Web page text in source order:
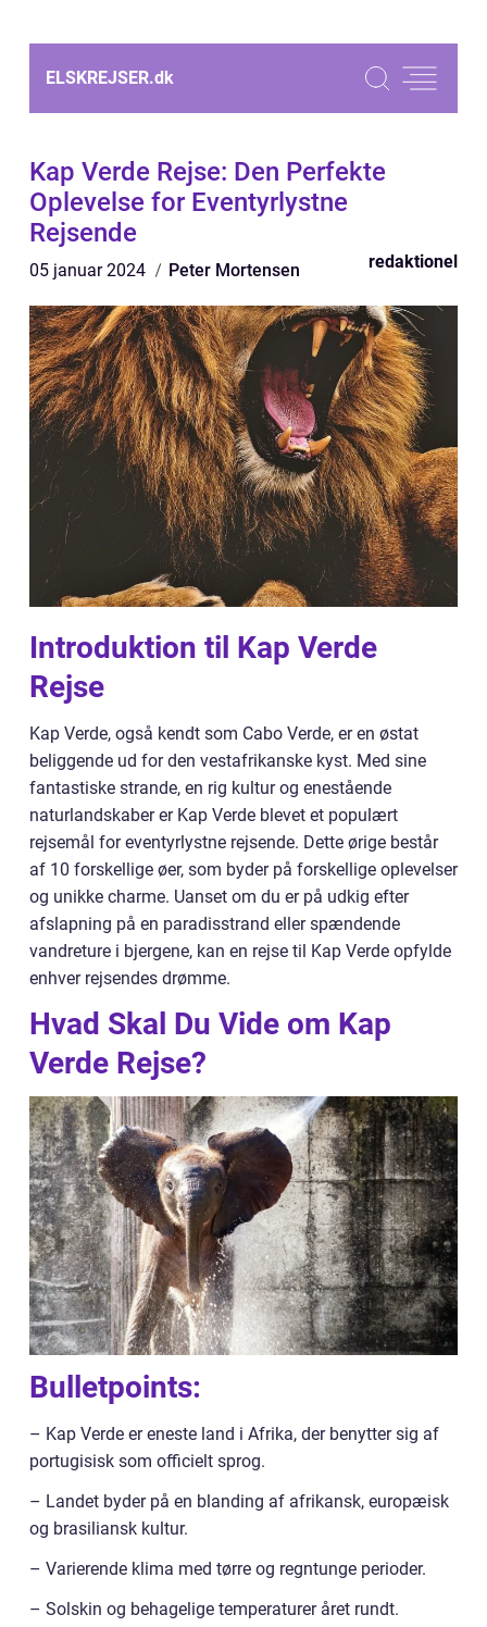
ELSKREJSER.dk
Kap Verde Rejse: Den Perfekte
Oplevelse for Eventyrlystne
Rejsende
05 januar 2024 Peter Mortensen redaktionel
Introduktion til Kap Verde
Rejse
Kap Verde, også kendt som Cabo Verde, er en østat
beliggende ud for den vestafrikanske kyst. Med sine
fantastiske strande, en rig kultur og enestående
naturlandskaber er Kap Verde blevet et populært
rejsemål for eventyrlystne rejsende. Dette ørige består
af 10 forskellige øer, som byder på forskellige oplevelser
og unikke charme. Uanset om du er på udkig efter
afslapning på en paradisstrand eller spændende
vandreture i bjergene, kan en rejse til Kap Verde opfylde
enhver rejsendes drømme.
Hvad Skal Du Vide om Kap
Verde Rejse?
Bulletpoints:
– Kap Verde er eneste land i Afrika, der benytter sig af
portugisisk som officielt sprog.
– Landet byder på en blanding af afrikansk, europæisk
og brasiliansk kultur.
– Varierende klima med tørre og regntunge perioder.
– Solskin og behagelige temperaturer året rundt.